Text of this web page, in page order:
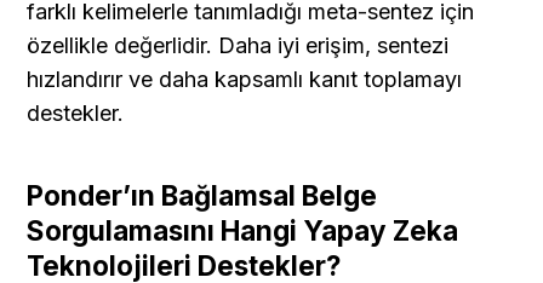
farklı kelimelerle tanımladığı meta-sentez için
özellikle değerlidir. Daha iyi erişim, sentezi
hızlandırır ve daha kapsamlı kanıt toplamayı
destekler.
Ponder’ın Bağlamsal Belge
Sorgulamasını Hangi Yapay Zeka
Teknolojileri Destekler?